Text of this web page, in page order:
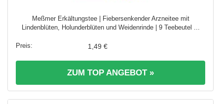
Meßmer Erkältungstee | Fiebersenkender Arzneitee mit
Lindenblüten, Holunderblüten und Weidenrinde | 9 Teebeutel ...
1,49 €
ZUM TOP ANGEBOT »